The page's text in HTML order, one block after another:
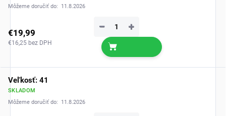
Môžeme doručiť do:
11.8.2026
€19,99
€16,25 bez DPH
+
−
Veľkosť: 41
SKLADOM
Môžeme doručiť do:
11.8.2026